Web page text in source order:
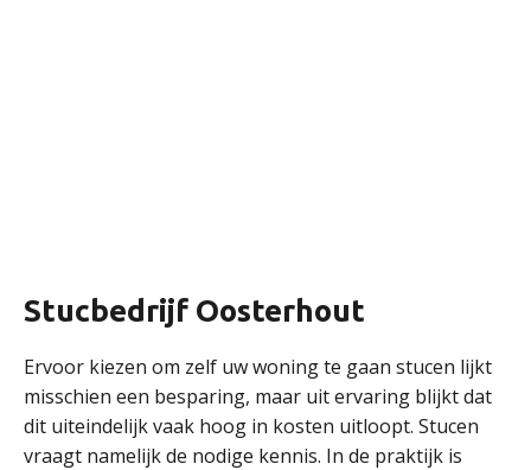
Stucbedrijf Oosterhout
Ervoor kiezen om zelf uw woning te gaan stucen lijkt
misschien een besparing, maar uit ervaring blijkt dat
dit uiteindelijk vaak hoog in kosten uitloopt. Stucen
vraagt namelijk de nodige kennis. In de praktijk is